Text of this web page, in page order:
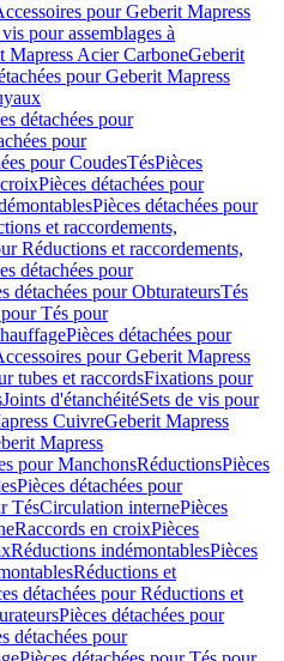
pour Geberit Mapress
pour assemblages à
Mapress Acier CarboneGeberit
pour Geberit Mapress
détachées pour
pour
pour CoudesTésPièces
Pièces détachées pour
Pièces détachées pour
et raccordements,
Réductions et raccordements,
détachées pour
détachées pour ObturateursTés
Tés pour
Pièces détachées pour
pour Geberit Mapress
tubes et raccordsFixations pour
Joints d'étanchéitéSets de vis pour
CuivreGeberit Mapress
Mapress
pour ManchonsRéductionsPièces
Pièces détachées pour
TésCirculation internePièces
Raccords en croixPièces
Réductions indémontablesPièces
Réductions et
détachées pour Réductions et
Pièces détachées pour
détachées pour